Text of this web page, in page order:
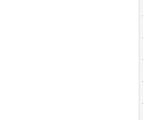
·
·
·
·
·